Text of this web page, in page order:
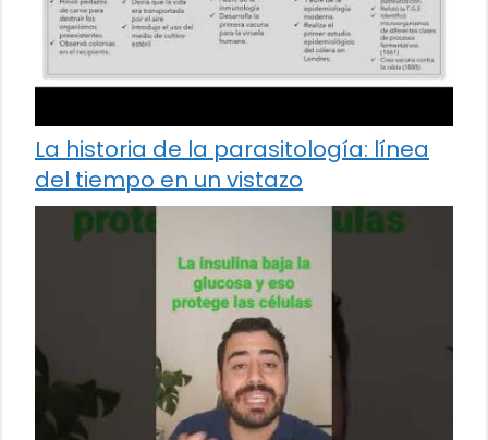
La historia de la parasitología: línea
del tiempo en un vistazo